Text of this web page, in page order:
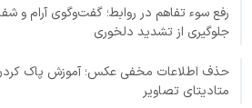
رفع سوء تفاهم در روابط؛ گفت‌وگوی آرام و
جلوگیری از تشدید دلخوری
حذف اطلاعات مخفی عکس؛ آموزش پاک
متادیتای تصاویر